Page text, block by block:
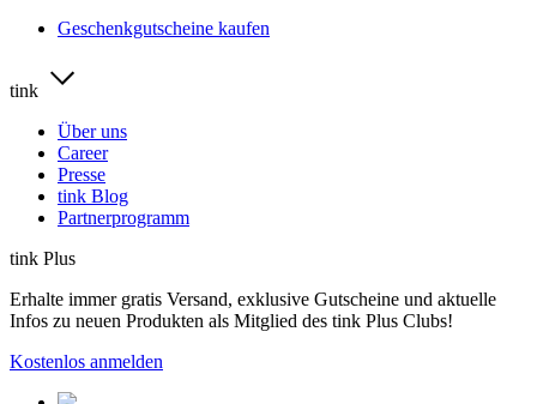
Geschenkgutscheine kaufen
tink
Über uns
Career
Presse
tink Blog
Partnerprogramm
tink Plus
Erhalte immer gratis Versand, exklusive Gutscheine und aktuelle
Infos zu neuen Produkten als Mitglied des tink Plus Clubs!
Kostenlos anmelden